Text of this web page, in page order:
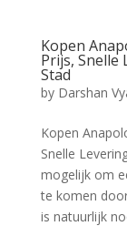
Kopen
Prijs, Snelle
Stad
by Darshan
Kopen
Snelle
mogelijk om
te komen
is natuurlijk